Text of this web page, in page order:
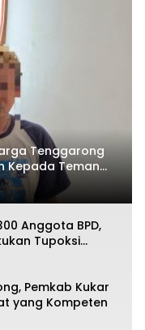
Tenggarong
Kepada Teman
Anggota BPD,
Tupoksi
Pemkab Kukar
yang Kompeten